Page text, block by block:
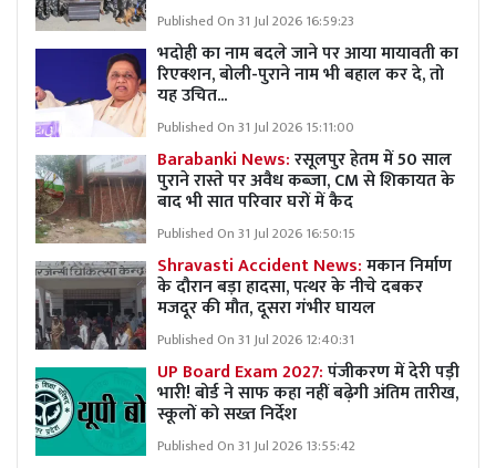
Published On 31 Jul 2026 16:59:23
भदोही का नाम बदले जाने पर आया मायावती का
रिएक्शन, बोली-पुराने नाम भी बहाल कर दे, तो
यह उचित...
Published On 31 Jul 2026 15:11:00
Barabanki News:रसूलपुर हेतम में 50 साल
पुराने रास्ते पर अवैध कब्ज़ा, CM से शिकायत के
बाद भी सात परिवार घरों में कैद
Published On 31 Jul 2026 16:50:15
Shravasti Accident News:मकान निर्माण
के दौरान बड़ा हादसा, पत्थर के नीचे दबकर
मजदूर की मौत, दूसरा गंभीर घायल
Published On 31 Jul 2026 12:40:31
UP Board Exam 2027:पंजीकरण में देरी पड़ी
भारी! बोर्ड ने साफ कहा नहीं बढ़ेगी अंतिम तारीख,
स्कूलों को सख्त निर्देश
Published On 31 Jul 2026 13:55:42